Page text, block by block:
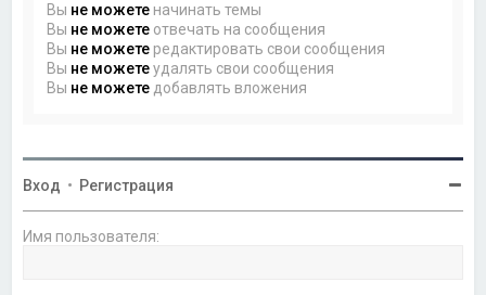
Вы не можете начинать темы
Вы не можете отвечать на сообщения
Вы не можете редактировать свои сообщения
Вы не можетеудалять свои сообщения
Вы не можете добавлять вложения
Вход • Регистрация
Имя пользователя: